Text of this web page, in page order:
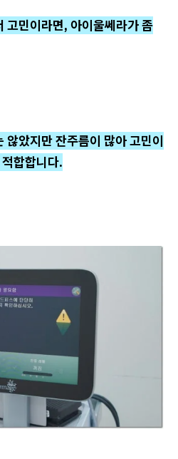
고민이라면, 아이울쎄라가 좀
않았지만 잔주름이 많아 고민이
합합니다.